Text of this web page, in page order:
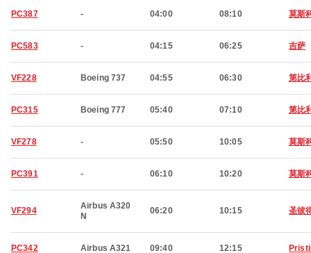
PC387 - 04:00 08:10 莫斯
PC583 - 04:15 06:25 吉萨
VF228 Boeing 737 04:55 06:30 第比
PC315 Boeing 777 05:40 07:10 第比
VF278 - 05:50 10:05 莫斯
PC391 - 06:10 10:20 莫斯
VF294
Airbus A320
N
06:20 10:15 圣彼
PC342 Airbus A321 09:40 12:15